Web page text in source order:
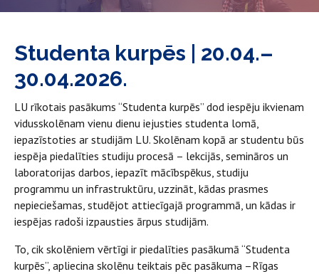
Studenta kurpēs | 20.04.–
30.04.2026.
LU rīkotais pasākums “Studenta kurpēs” dod iespēju ikvienam
vidusskolēnam vienu dienu iejusties studenta lomā,
iepazīstoties ar studijām LU. Skolēnam kopā ar studentu būs
iespēja piedalīties studiju procesā – lekcijās, semināros un
laboratorijas darbos, iepazīt mācībspēkus, studiju
programmu un infrastruktūru, uzzināt, kādas prasmes
nepieciešamas, studējot attiecīgajā programmā, un kādas ir
iespējas radoši izpausties ārpus studijām.
To, cik skolēniem vērtīgi ir piedalīties pasākumā “Studenta
kurpēs”, apliecina skolēnu teiktais pēc pasākuma –Rīgas